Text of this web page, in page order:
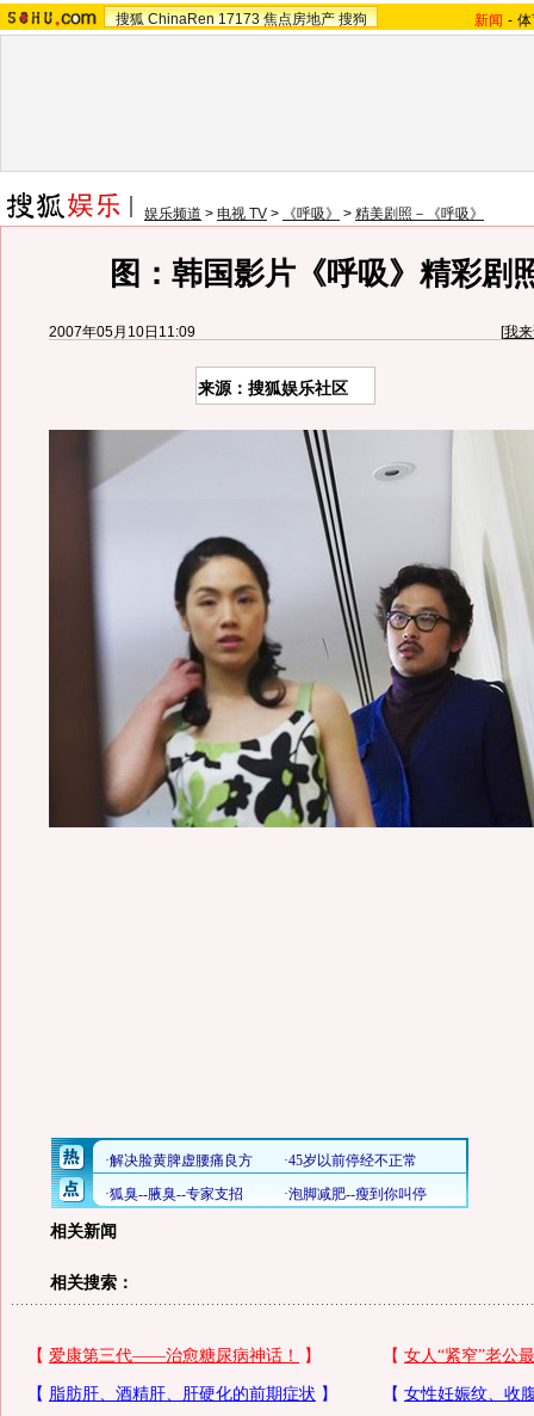
搜狐 ChinaRen 17173 焦点房地产 搜狗 新闻 -
娱乐频道 > 电视 TV > 《呼吸》 > 精美剧照－《呼吸》
图：韩国影片《呼吸》精彩剧
2007年05月10日11:09 [我
来源：搜狐娱乐社区
相关新闻
相关搜索：